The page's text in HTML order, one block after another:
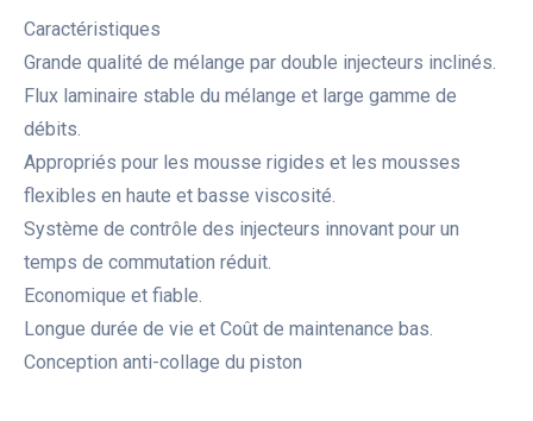
Caractéristiques
Grande qualité de mélange par double injecteurs inclinés.
Flux laminaire stable du mélange et large gamme de
débits.
Appropriés pour les mousse rigides et les mousses
flexibles en haute et basse viscosité.
Système de contrôle des injecteurs innovant pour un
temps de commutation réduit.
Economique et fiable.
Longue durée de vie et Coût de maintenance bas.
Conception anti-collage du piston